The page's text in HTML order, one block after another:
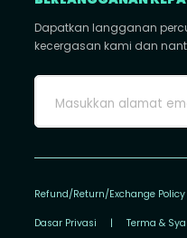
Dapatkan langganan
kecergasan kami dan
Refund/Return/Exchange Policy
Dasar Privasi | Terma &